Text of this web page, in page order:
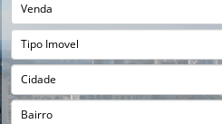
Venda
Tipo Imovel
Cidade
Bairro